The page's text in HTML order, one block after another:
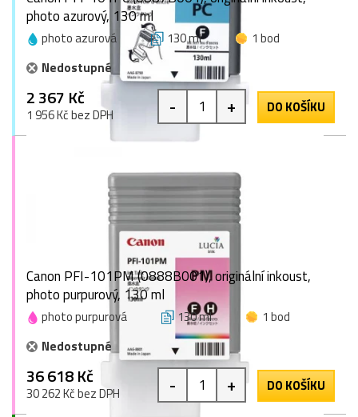
photo azurový, 130 ml
photo azurová 130 ml
1 bod
Nedostupné
2 367 Kč
1 956 Kč bez DPH - + DO KOŠÍKU
Canon PFI-101PM (0888B001), originální inkoust,
photo purpurový, 130 ml
photo purpurová 130 ml
1 bod
Nedostupné
36 618 Kč
30 262 Kč bez DPH - + DO KOŠÍKU